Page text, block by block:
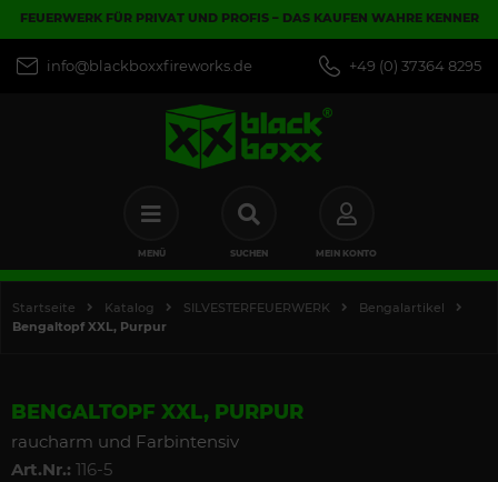
FEUERWERK FÜR PRIVAT UND PROFIS – DAS KAUFEN WAHRE KENNER
info@blackboxxfireworks.de +49 (0) 37364 8295
MENÜ SUCHEN MEIN KONTO
Startseite Katalog SILVESTERFEUERWERK
Bengalartikel
Bengaltopf XXL, Purpur
BENGALTOPF XXL, PURPUR
raucharm und Farbintensiv
Art.Nr.: 116-5